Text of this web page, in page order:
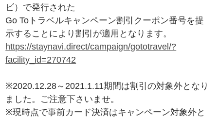
ビ）で発行された
Go Toトラベルキャンペーン割引クーポン番号を提
示することにより割引が適用となります。
https://staynavi.direct/campaign/gototravel/?
facility_id=270742
※2020.12.28～2021.1.11期間は割引の対象外となり
ました。ご注意下さいませ。
※現時点で事前カード決済はキャンペーン対象外と